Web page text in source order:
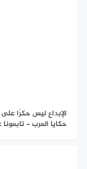
الإبداع ليس حكرًا
حكايا العرب -